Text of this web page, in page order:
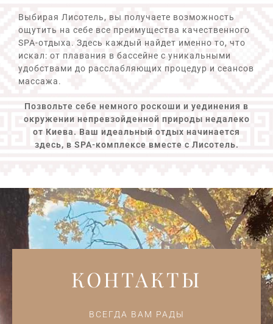
Выбирая Лисотель, вы получаете возможность
ощутить на себе все преимущества качественного
SPA-отдыха. Здесь каждый найдет именно то, что
искал: от плавания в бассейне с уникальными
удобствами до расслабляющих процедур и сеансов
массажа.
Позвольте себе немного роскоши и уединения в
окружении непревзойденной природы недалеко
от Киева. Ваш идеальный отдых начинается
здесь, в SPA-комплексе вместе с Лисотель.
КОНТАКТЫ
ВСЕГДА ВАМ РАДЫ